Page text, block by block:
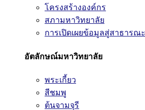
โครงสร้างองค์กร
สภามหาวิทยาลัย
การเปิดเผยข้อมูลสู่สาธารณะ
อัตลักษณ์มหาวิทยาลัย
พระเกี้ยว
สีชมพู
ต้นจามจุรี